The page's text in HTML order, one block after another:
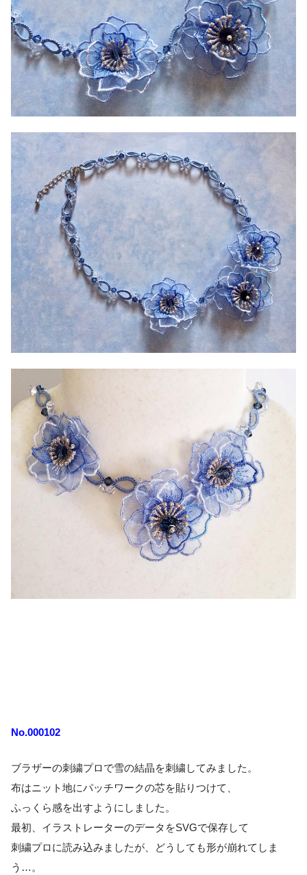
No.000102
ブラザーの刺繍プロで雪の結晶を刺繍してみました。
布はニット地にパッチワークの芯を貼りつけて、
ふっくら感を出すようにしました。
最初、イラストレーターのデータをSVGで保存して
刺繍プロに読み込みましたが、どうしても形が崩れてしま
う…。